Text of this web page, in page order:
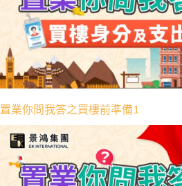
置業你問我答之買樓前準備1